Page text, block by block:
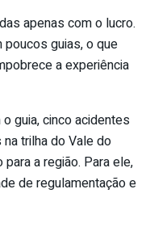
apenas com o lucro.
poucos guias, o que
a experiência
guia, cinco acidentes
trilha do Vale do
a região. Para ele,
de regulamentação e